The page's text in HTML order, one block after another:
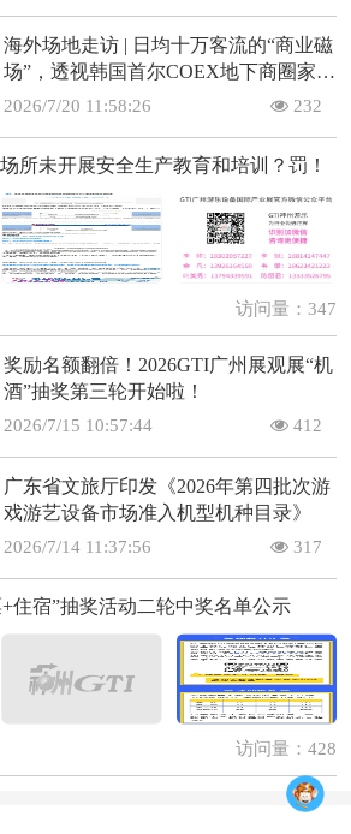
海外场地走访 | 日均十万客流的“商业磁
场”，透视韩国首尔COEX地下商圈家庭
娱乐的场景变现闭环(上)
2026/7/20 11:58:26 232
所未开展安全生产教育和培训？罚！
访问量：347
奖励名额翻倍！2026GTI广州展观展“机
酒”抽奖第三轮开始啦！
2026/7/15 10:57:44 412
广东省文旅厅印发《2026年第四批次游
戏游艺设备市场准入机型机种目录》
2026/7/14 11:37:56 317
住宿”抽奖活动二轮中奖名单公示
访问量：428